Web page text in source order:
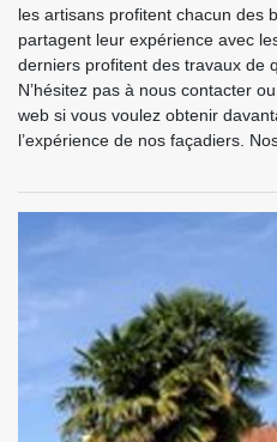
les artisans profitent chacun des
partagent leur expérience avec
derniers profitent des travaux de
N’hésitez pas à nous contacter
web si vous voulez obtenir
l’expérience de nos façadiers.